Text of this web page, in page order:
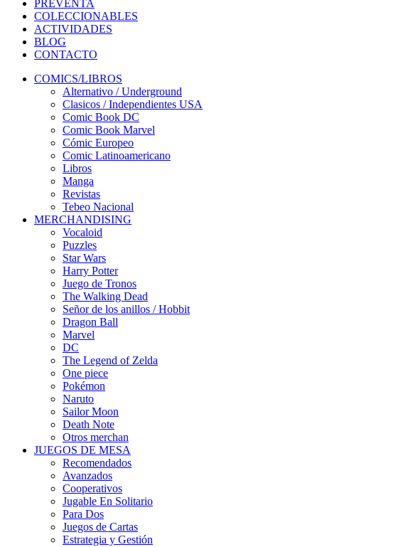
PREVENTA
COLECCIONABLES
ACTIVIDADES
BLOG
CONTACTO
COMICS/LIBROS
Alternativo / Underground
Clasicos / Independientes USA
Comic Book DC
Comic Book Marvel
Cómic Europeo
Comic Latinoamericano
Libros
Manga
Revistas
Tebeo Nacional
MERCHANDISING
Vocaloid
Puzzles
Star Wars
Harry Potter
Juego de Tronos
The Walking Dead
Señor de los anillos / Hobbit
Dragon Ball
Marvel
DC
The Legend of Zelda
One piece
Pokémon
Naruto
Sailor Moon
Death Note
Otros merchan
JUEGOS DE MESA
Recomendados
Avanzados
Cooperativos
Jugable En Solitario
Para Dos
Juegos de Cartas
Estrategia y Gestión